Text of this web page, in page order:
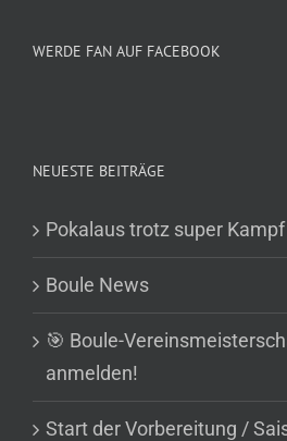
WERDE FAN AUF FACEBOOK
NEUESTE BEITRÄGE
Pokalaus trotz super Kampf
Boule News
🎯 Boule-
anmelden!
Start der Vorbereitung /